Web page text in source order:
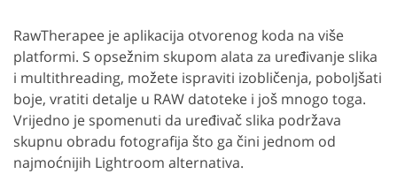
RawTherapee je aplikacija otvorenog koda na više
platformi. S opsežnim skupom alata za uređivanje slika
i multithreading, možete ispraviti izobličenja, poboljšati
boje, vratiti detalje u RAW datoteke i još mnogo toga.
Vrijedno je spomenuti da uređivač slika podržava
skupnu obradu fotografija što ga čini jednom od
najmoćnijih Lightroom alternativa.